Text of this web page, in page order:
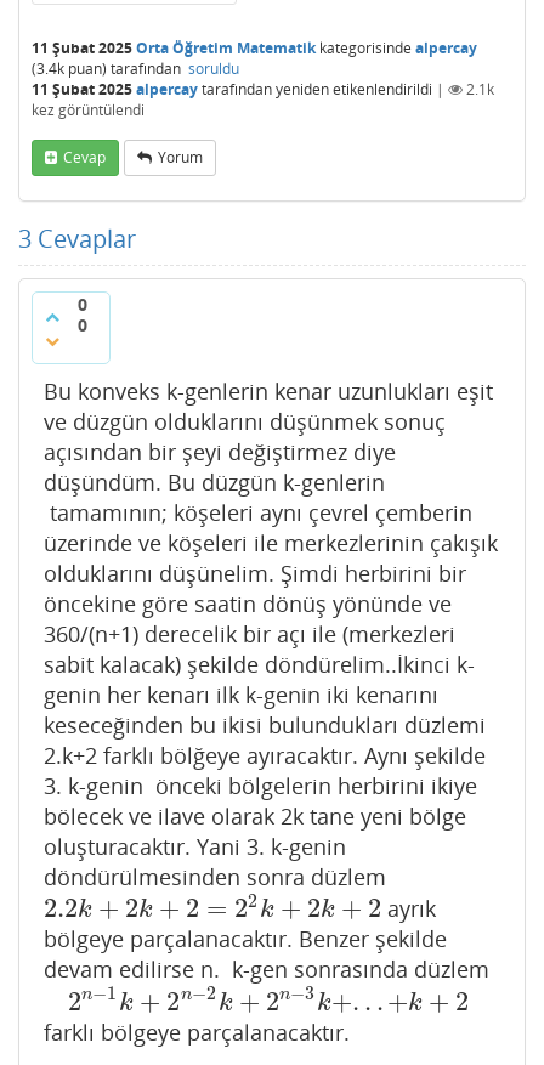
11 Şubat 2025Orta Öğretim Matematikkategorisinde alpercay
(3.4k puan) tarafından soruldu
11 Şubat 2025alpercaytarafındanyeniden etikenlendirildi |
2.1k
kez görüntülendi
Cevap Yorum
3 Cevaplar
0
0
Bu konveks k-genlerin kenar uzunlukları eşit
ve düzgün olduklarını düşünmek sonuç
açısından bir şeyi değiştirmez diye
düşündüm. Bu düzgün k-genlerin
tamamının; köşeleri aynı çevrel çemberin
üzerinde ve köşeleri ile merkezlerinin çakışık
olduklarını düşünelim. Şimdi herbirini bir
öncekine göre saatin dönüş yönünde ve
360/(n+1) derecelik bir açı ile (merkezleri
sabit kalacak) şekilde döndürelim..İkinci k-
genin her kenarı ilk k-genin iki kenarını
keseceğinden bu ikisi bulundukları düzlemi
2.k+2 farklı bölğeye ayıracaktır. Aynı şekilde
3. k-genin önceki bölgelerin herbirini ikiye
bölecek ve ilave olarak 2k tane yeni bölge
oluşturacaktır. Yani 3. k-genin
döndürülmesinden sonra düzlem
2.2k + 2k + 2 = 22 k + 2k + 2
2.2k+ 2k +2= 22 k+ 2k +2
ayrık
bölgeye parçalanacaktır. Benzer şekilde
devam edilirse n. k-gen sonrasında düzlem
2n−1 k + 2n−2 k + 2n−3 k+. . .+k + 2
2n−1k+ 2n −2k+2n −3 k+...+k+2
farklı bölgeye parçalanacaktır.